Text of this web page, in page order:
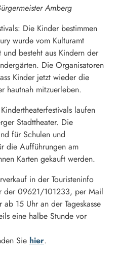
Amberg
Die Kinder bestimmen
wurde vom Kulturamt
besteht aus Kindern der
Die Organisatoren
Kinder jetzt wieder die
hautnah mitzuerleben.
laufen
Stadttheater. Die
für Schulen und
die Aufführungen am
Karten gekauft werden.
in der Touristeninfo
der 09621/101233, per Mail
15 Uhr an der Tageskasse
eine halbe Stunde vor
Sie hier.